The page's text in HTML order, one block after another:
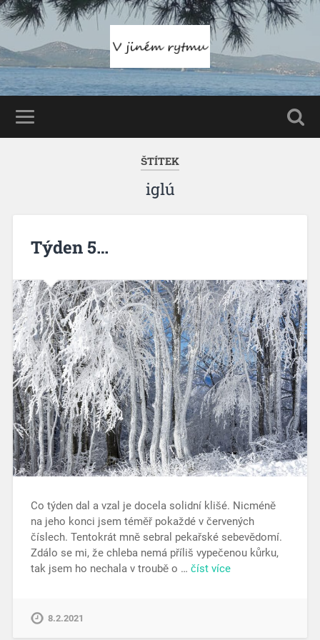
ŠTÍTEK
iglú
Týden 5…
Co týden dal a vzal je docela solidní klišé. Nicméně
na jeho konci jsem téměř pokaždé v červených
číslech. Tentokrát mně sebral pekařské sebevědomí.
Zdálo se mi, že chleba nemá příliš vypečenou kůrku,
tak jsem ho nechala v troubě o … číst více
8.2.2021